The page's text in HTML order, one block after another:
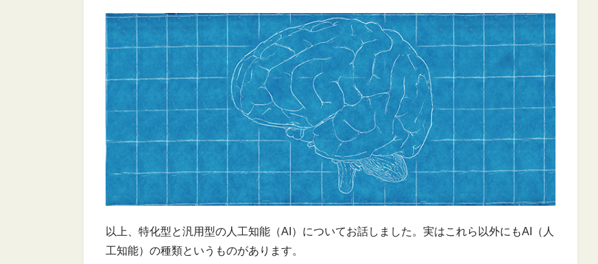
以上、特化型と汎用型の人工知能（AI）についてお話しました。実はこれら以外にもAI（人
工知能）の種類というものがあります。